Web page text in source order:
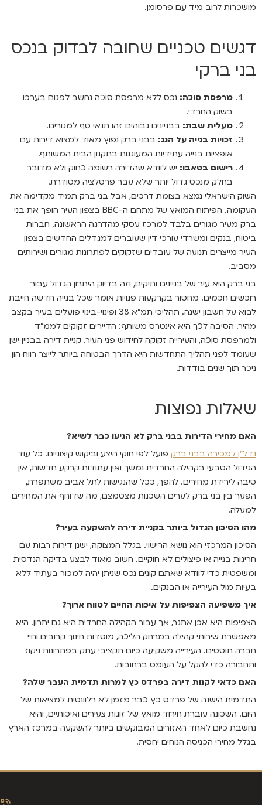
מושכרות לרוב מיד עם פרסומן.
דגשים טכניים שחובה לבדוק בנכס
בני ברקי
מרפסת סוכה: נכס ללא מרפסת סוכה נחשב לפגום בערכו
בשוק החרדי.
מעלית שבת: בבניינים גבוהים זהו תנאי סף למגורים.
זכויות בנייה על הגג: בבני ברק נפוץ מאוד למצוא דירות עם
אופציות בנייה עתידיות המעוגנות בתקנון הבית המשותף.
רישום בטאבו: יש לוודא שהדירה רשומה כחוק ולא מדובר
בחלק מנכס גדול יותר שלא עבר פרסלציה מסודרת.
השוק הישראלי נמצא בצומת דרכים, אבל בני ברק תמיד מקדימה את
העקומה. הפיתוח המואץ של מתחם ה-BBC בצפון העיר הופך את בני
ברק מעיר מגורים בלבד למרכז עסקי מהדרגה הראשונה. חברות
ביטוח, בנקים ומשרדי עורכי דין שעוברים למגדלים החדשים בצפון
העיר מייצרים תנועה של עובדים שזקוקים לפתרונות מגורים ושירותים
מסביב.
בני ברק היא עיר של בניינים ותיקים, וזה בדיוק היתרון הגדול עבור
רוכשים חכמים. מחסור בקרקעות פנויות אומר שכל בנייה חדשה חייבת
לבוא על חשבון ישנה. תהליכי תמ"א 38 ופינוי-בינוי פועלים בעיר בקצב
מהיר. הסיבה לכך היא אינטרס משותף: הדיירים זקוקים לממ"ד
ולמרפסת סוכה, והעירייה זקוקה לחידוש פני העיר. קניית דירה בבניין ישן
שעומד לפני תהליך התחדשות היא הדרך הבטוחה ביותר לייצר רווח הון
ניכר תוך שנים בודדות.
שאלות נפוצות
האם מחירי הדירות בבני ברק לא הגיעו כבר לשיא?
נדל"ן למכירה בבני ברק פועל לפי חוקי היצע וביקוש קיצוניים. כל עוד
הגידול הטבעי בקהילה החרדית נמשך ואין עתודות קרקע חדשות, אין
סיבה לירידת מחירים. להפך, ככל שהנגישות לתל אביב משתפרת,
הפער בין בני ברק לערים השכנות מצטמצם, מה שדוחף את המחירים
למעלה.
מהו הסיכון הגדול ביותר בקניית דירה להשקעה בעיר?
הסיכון המרכזי הוא נושא הרישוי. בגלל המצוקה, ישנן דירות רבות עם
חריגות בנייה או פיצולים לא חוקיים. חשוב מאוד לבצע בדיקה הנדסית
ומשפטית כדי לוודא שאתם קונים נכס שניתן יהיה למכור בעתיד ללא
בעיות מול העירייה או הבנקים.
איך משפיעה הצפיפות על איכות החיים לטווח ארוך?
הצפיפות היא אכן אתגר, אך עבור הקהילה החרדית היא גם יתרון. היא
מאפשרת שירותי קהילה במרחק הליכה, מוסדות חינוך קרובים וחיי
חברה תוססים. העירייה משקיעה כיום תקציבי עתק בפתרונות ניקוז
ותחבורה כדי להקל על העומס ברחובות.
האם כדאי לקנות דירה בפרדס כץ למרות תדמית העבר שלה?
התדמית הישנה של פרדס כץ כבר מזמן לא רלוונטית למציאות של
היום. השכונה עוברת חירוד מואץ של זוגות צעירים ואיכותיים, והיא
נחשבת כיום לאחד האזורים המבוקשים ביותר להשקעה במרכז הארץ
בגלל מחירי הכניסה הנוחים יחסית.